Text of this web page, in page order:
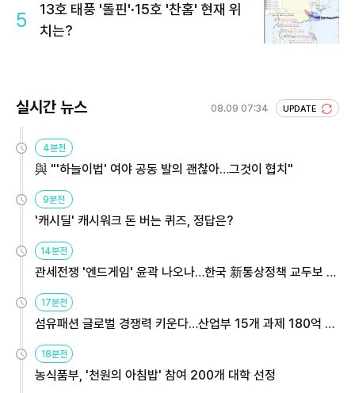
5
13호 태풍 '돌핀'·15호 '찬홈' 현재 위
치는?
실시간 뉴스 08.09 07:34 UPDATE
4분전
與 "'하늘이법' 여야 공동 발의 괜찮아…그것이 협치"
9분전
'캐시딜' 캐시워크 돈 버는 퀴즈, 정답은?
14분전
관세전쟁 '엔드게임' 윤곽 나오나…한국 新통상정책 교두보 활
용해야
17분전
섬유패션 글로벌 경쟁력 키운다…산업부 15개 과제 180억 지
원
18분전
농식품부, '천원의 아침밥' 참여 200개 대학 선정